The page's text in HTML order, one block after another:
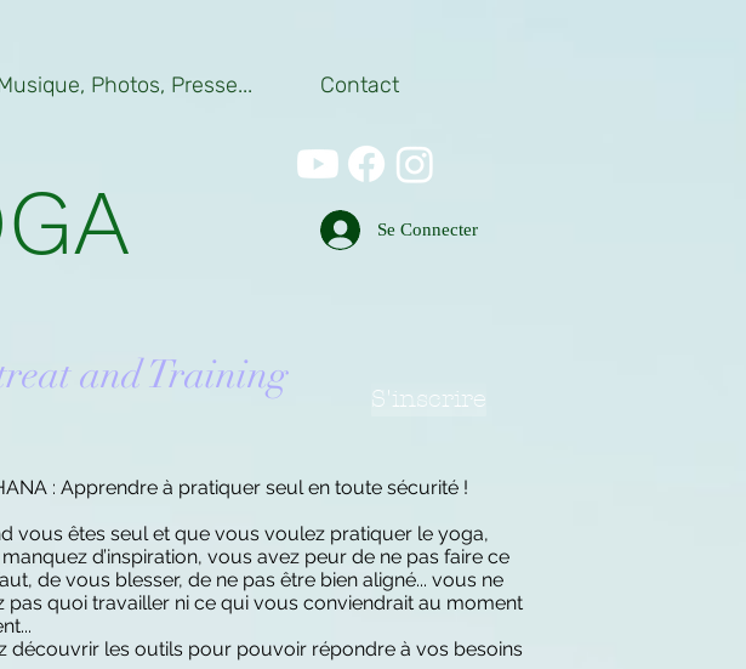
Photos, Presse... Contact
Se Connecter
: Apprendre à pratiquer seul en toute sécurité !
vous êtes seul et que vous voulez pratiquer le yoga,
d’inspiration, vous avez peur de ne pas faire ce
de vous blesser, de ne pas être bien aligné... vous ne
pas quoi travailler ni ce qui vous conviendrait au moment
découvrir les outils pour pouvoir répondre à vos besoins
and Training
S'inscrire